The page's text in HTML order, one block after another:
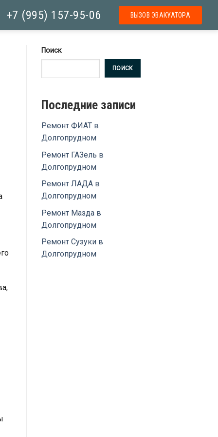
+7 (995) 157-95-06 ВЫЗОВ ЭВАКУАТОРА
Поиск
ПОИСК
Последние записи
Ремонт ФИАТ в
Долгопрудном
Ремонт ГАЗель в
Долгопрудном
Ремонт ЛАДА в
Долгопрудном
Ремонт Мазда в
Долгопрудном
Ремонт Сузуки в
Долгопрудном